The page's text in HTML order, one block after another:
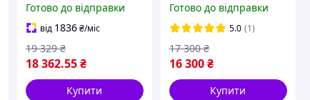
Готово до відправки
від 1836 ₴/міс
18 362.55 ₴
19 329 ₴
Купити
душовий бокс розсувні
двері душова кабіна з
піддоном
Готово до відправки
5.0 (1)
16 300₴
17 300 ₴
Купити